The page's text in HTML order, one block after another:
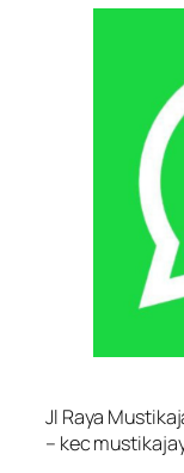
Jl Raya
– kec